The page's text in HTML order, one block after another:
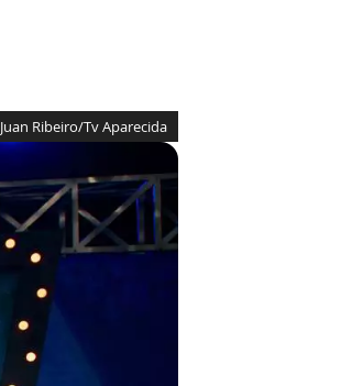
Juan Ribeiro/Tv Aparecida